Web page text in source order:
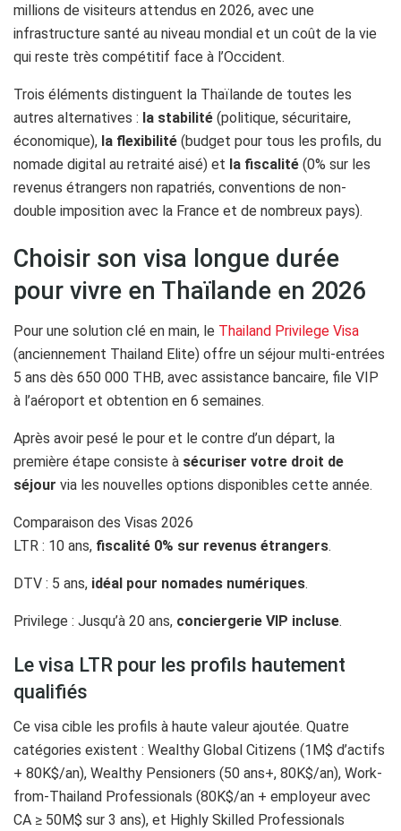
millions de visiteurs attendus en 2026, avec une
infrastructure santé au niveau mondial et un coût de la vie
qui reste très compétitif face à l’Occident.
Trois éléments distinguent la Thaïlande de toutes les
autres alternatives : la stabilité (politique, sécuritaire,
économique), la flexibilité (budget pour tous les profils, du
nomade digital au retraité aisé) et la fiscalité (0% sur les
revenus étrangers non rapatriés, conventions de non-
double imposition avec la France et de nombreux pays).
Choisir son visa longue durée
pour vivre en Thaïlande en 2026
Pour une solution clé en main, le Thailand Privilege Visa
(anciennement Thailand Elite) offre un séjour multi-entrées
5 ans dès 650 000 THB, avec assistance bancaire, file VIP
à l’aéroport et obtention en 6 semaines.
Après avoir pesé le pour et le contre d’un départ, la
première étape consiste à sécuriser votre droit de
séjour via les nouvelles options disponibles cette année.
Comparaison des Visas 2026
LTR : 10 ans, fiscalité 0% sur revenus étrangers.
DTV : 5 ans, idéal pour nomades numériques.
Privilege : Jusqu’à 20 ans, conciergerie VIP incluse.
Le visa LTR pour les profils hautement
qualifiés
Ce visa cible les profils à haute valeur ajoutée. Quatre
catégories existent : Wealthy Global Citizens (1M$ d’actifs
+ 80K$/an), Wealthy Pensioners (50 ans+, 80K$/an), Work-
from-Thailand Professionals (80K$/an + employeur avec
CA ≥ 50M$ sur 3 ans), et Highly Skilled Professionals